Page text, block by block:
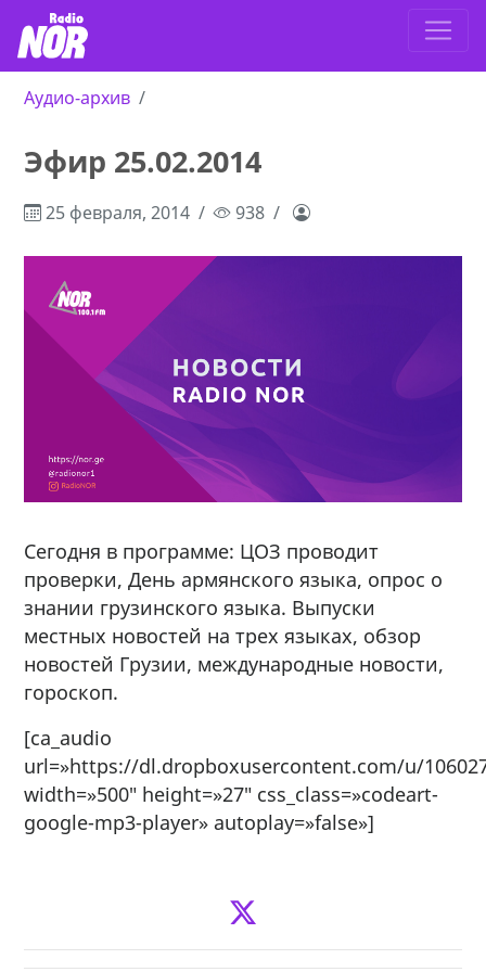
Аудио-архив
Эфир 25.02.2014
25 февраля, 2014 938
Сегодня в программе: ЦОЗ проводит
проверки, День армянского языка, опрос о
знании грузинского языка. Выпуски
местных новостей на трех языках, обзор
новостей Грузии, международные новости,
гороскоп.
[ca_audio
url=»https://dl.dropboxusercontent.com/u/
width=»500″ height=»27″ css_class=»codeart-
google-mp3-player» autoplay=»false»]